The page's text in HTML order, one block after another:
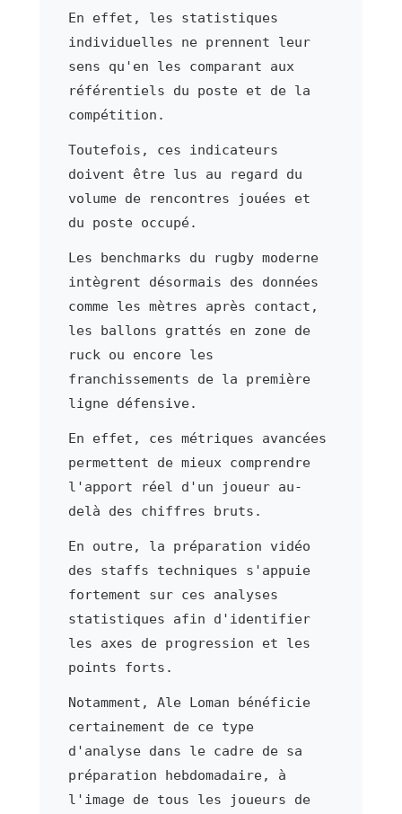
En effet, les statistiques
individuelles ne prennent leur
sens qu'en les comparant aux
référentiels du poste et de la
compétition.
Toutefois, ces indicateurs
doivent être lus au regard du
volume de rencontres jouées et
du poste occupé.
Les benchmarks du rugby moderne
intègrent désormais des données
comme les mètres après contact,
les ballons grattés en zone de
ruck ou encore les
franchissements de la première
ligne défensive.
En effet, ces métriques avancées
permettent de mieux comprendre
l'apport réel d'un joueur au-
delà des chiffres bruts.
En outre, la préparation vidéo
des staffs techniques s'appuie
fortement sur ces analyses
statistiques afin d'identifier
les axes de progression et les
points forts.
Notamment, Ale Loman bénéficie
certainement de ce type
d'analyse dans le cadre de sa
préparation hebdomadaire, à
l'image de tous les joueurs de